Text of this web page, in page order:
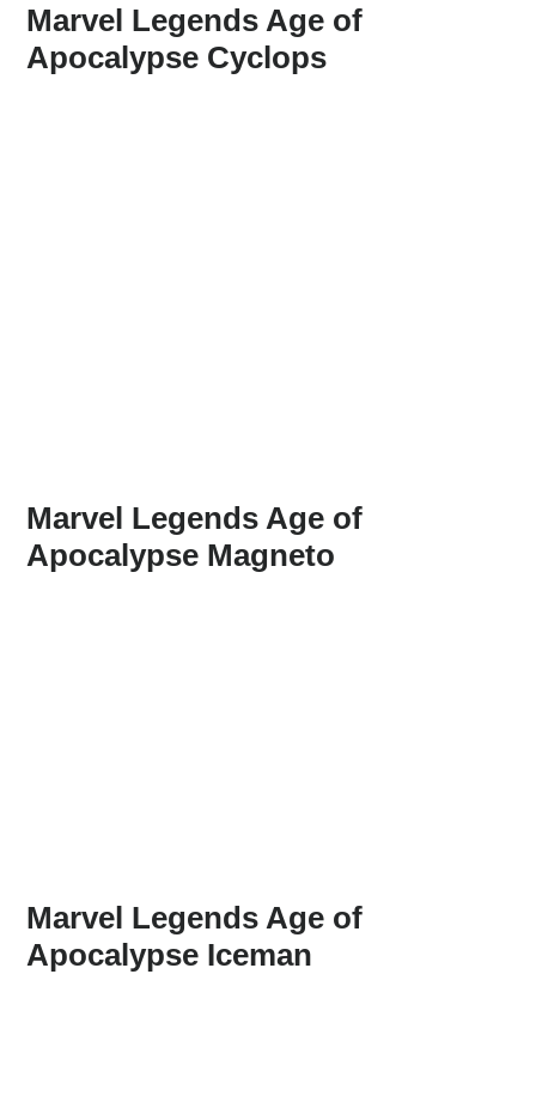
Marvel Legends Age of
Apocalypse Cyclops
Marvel Legends Age of
Apocalypse Magneto
Marvel Legends Age of
Apocalypse Iceman